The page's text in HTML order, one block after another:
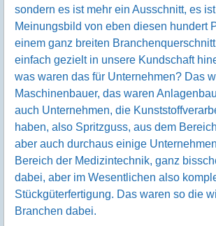
sondern es ist mehr ein Ausschnitt, es
Meinungsbild von eben diesen hundert
einem ganz breiten
einfach gezielt in unsere Kundschaft
was waren das für Unternehmen? Das
Maschinenbauer, das waren
auch Unternehmen, die
haben, also Spritzguss, aus dem
aber auch durchaus einige
Bereich der Medizintechnik, ganz
dabei, aber im Wesentlichen also
Stückgüterfertigung. Das waren so die
Branchen dabei.